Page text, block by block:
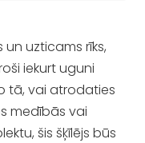
un uzticams rīks,
iekurt uguni
tā, vai atrodaties
medībās vai
šis šķīlējs būs